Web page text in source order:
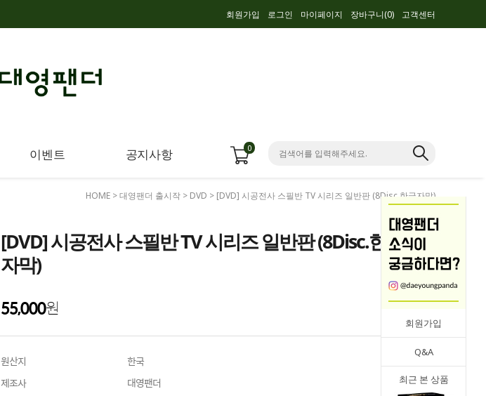
회원가입 로그인 마이페이지 장바구니(0) 고객센터
이벤트 공지사항 0
회원가입
Q&A
최근 본 상품
HOME >대영팬더 출시작 > DVD > [DVD] 시공전사 스필반 TV 시리즈 일반판 (8Disc.한글자막)
[DVD] 시공전사 스필반 TV 시리즈 일반판 (8Disc.한글
자막)
55,000원
원산지
한국
제조사
대영팬더